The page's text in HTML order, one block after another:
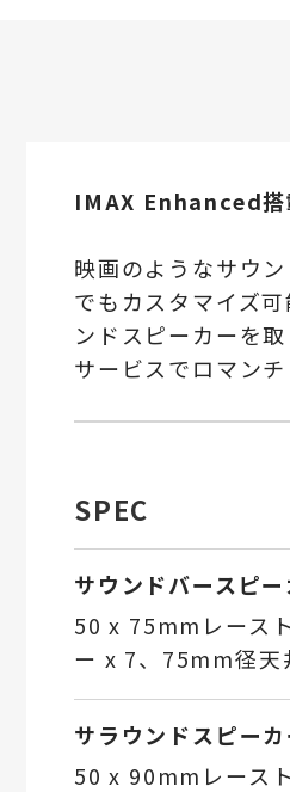
IMAX Enhanced搭
映画のようなサウ
でもカスタマイズ
ンドスピーカーを
サービスでロマン
SPEC
サウンドバースピ
50 x 75mmレース
ー x 7、75mm径天
サラウンドスピー
50 x 90mmレース